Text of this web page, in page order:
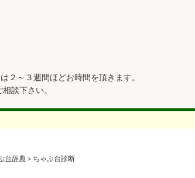
２～３週間ほどお時間を頂きます。
談下さい。
台辞典 ＞ちゃぶ台診断